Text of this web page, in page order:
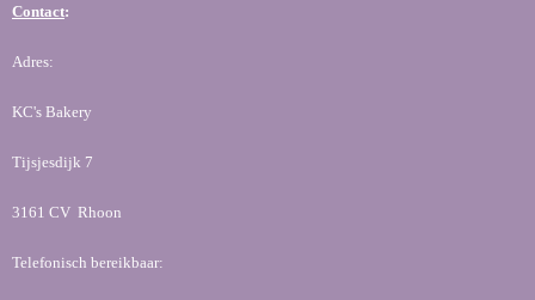
Contact:
Adres:
KC's Bakery
Tijsjesdijk 7
3161 CV Rhoon
Telefonisch bereikbaar: